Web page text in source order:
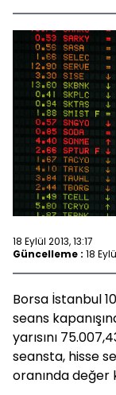
18 Eylül 2013, 13:17
Güncelleme : 18
Borsa İstanbul
seans
yarısını
seansta, hisse
oranında değer